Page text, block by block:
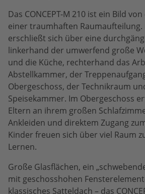
Das CONCEPT-M 210 ist ein Bild
einer traumhaften Raumaufteilung.
erschließt sich über eine
linkerhand der umwerfend große
und die Küche, rechterhand das
Abstellkammer, der
Obergeschoss, der Technikraum
Speisekammer. Im Obergeschoss
Eltern an ihrem großen
Ankleiden und direktem Zugang
Kinder freuen sich über viel Raum
Lernen.
Große Glasflächen, ein
mit geschosshohen
klassisches Satteldach – das